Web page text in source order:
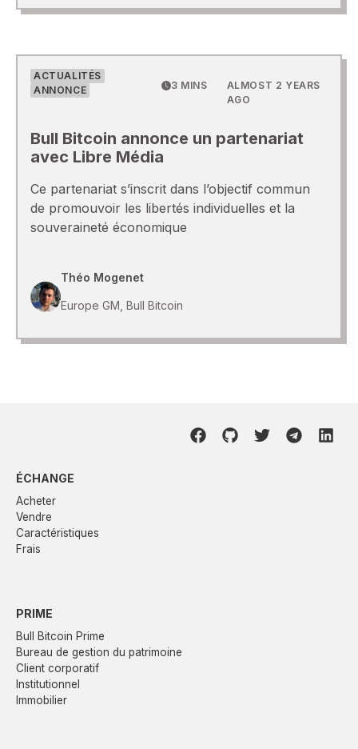
ACTUALITÉS
ANNONCE
3 MINS
ALMOST 2 YEARS
AGO
Bull Bitcoin annonce un partenariat
avec Libre Média
Ce partenariat s’inscrit dans l’objectif commun
de promouvoir les libertés individuelles et la
souveraineté économique
Théo Mogenet
Europe GM, Bull Bitcoin
ÉCHANGE
Acheter
Vendre
Caractéristiques
Frais
PRIME
Bull Bitcoin Prime
Bureau de gestion du patrimoine
Client corporatif
Institutionnel
Immobilier